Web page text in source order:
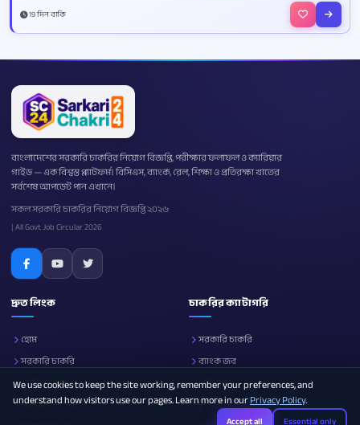
19 দিন বাকি
বাংলাদেশের সরকারি চাকরির নিয়োগ বিজ্ঞপ্তি, পরীক্ষার ফলাফল ও ক্যারিয়ার
গাইড — এক বিশ্বস্ত প্ল্যাটফর্ম। বিসিএস, ব্যাংক, রেল, শিক্ষা ও প্রতিরক্ষা খাতের
সর্বশেষ আপডেট পান এখানে।
সকল সরকারি চাকরির নিয়োগ বিজ্ঞপ্তি ২০২৬
| All Govt Job Circular 2026
দ্রুত লিংক
হোম
সরকারি চাকরি
নোটিশ বোর্ড
আমাদের সম্পর্কে
চাকরির ক্যাটাগরি
সরকারি চাকরি
ব্যাংক জব
প্রতিরক্ষা
শিক্ষা
We use cookies to keep the site working, remember your preferences, and
understand how visitors use our pages. Learn more in ourPrivacy Policy.
Accept all Essential only